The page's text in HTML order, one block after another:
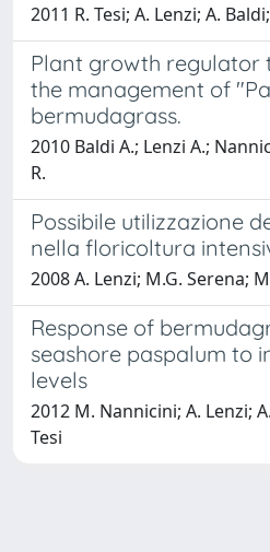
2011 R. Tesi; A. Lenzi; A.
Plant growth regulator
the management of
bermudagrass.
2010 Baldi A.; Lenzi A.;
R.
Possibile utilizzazione
nella floricoltura
2008 A. Lenzi; M.G. Serena;
Response of
seashore paspalum to
levels
2012 M. Nannicini; A. Lenzi;
Tesi